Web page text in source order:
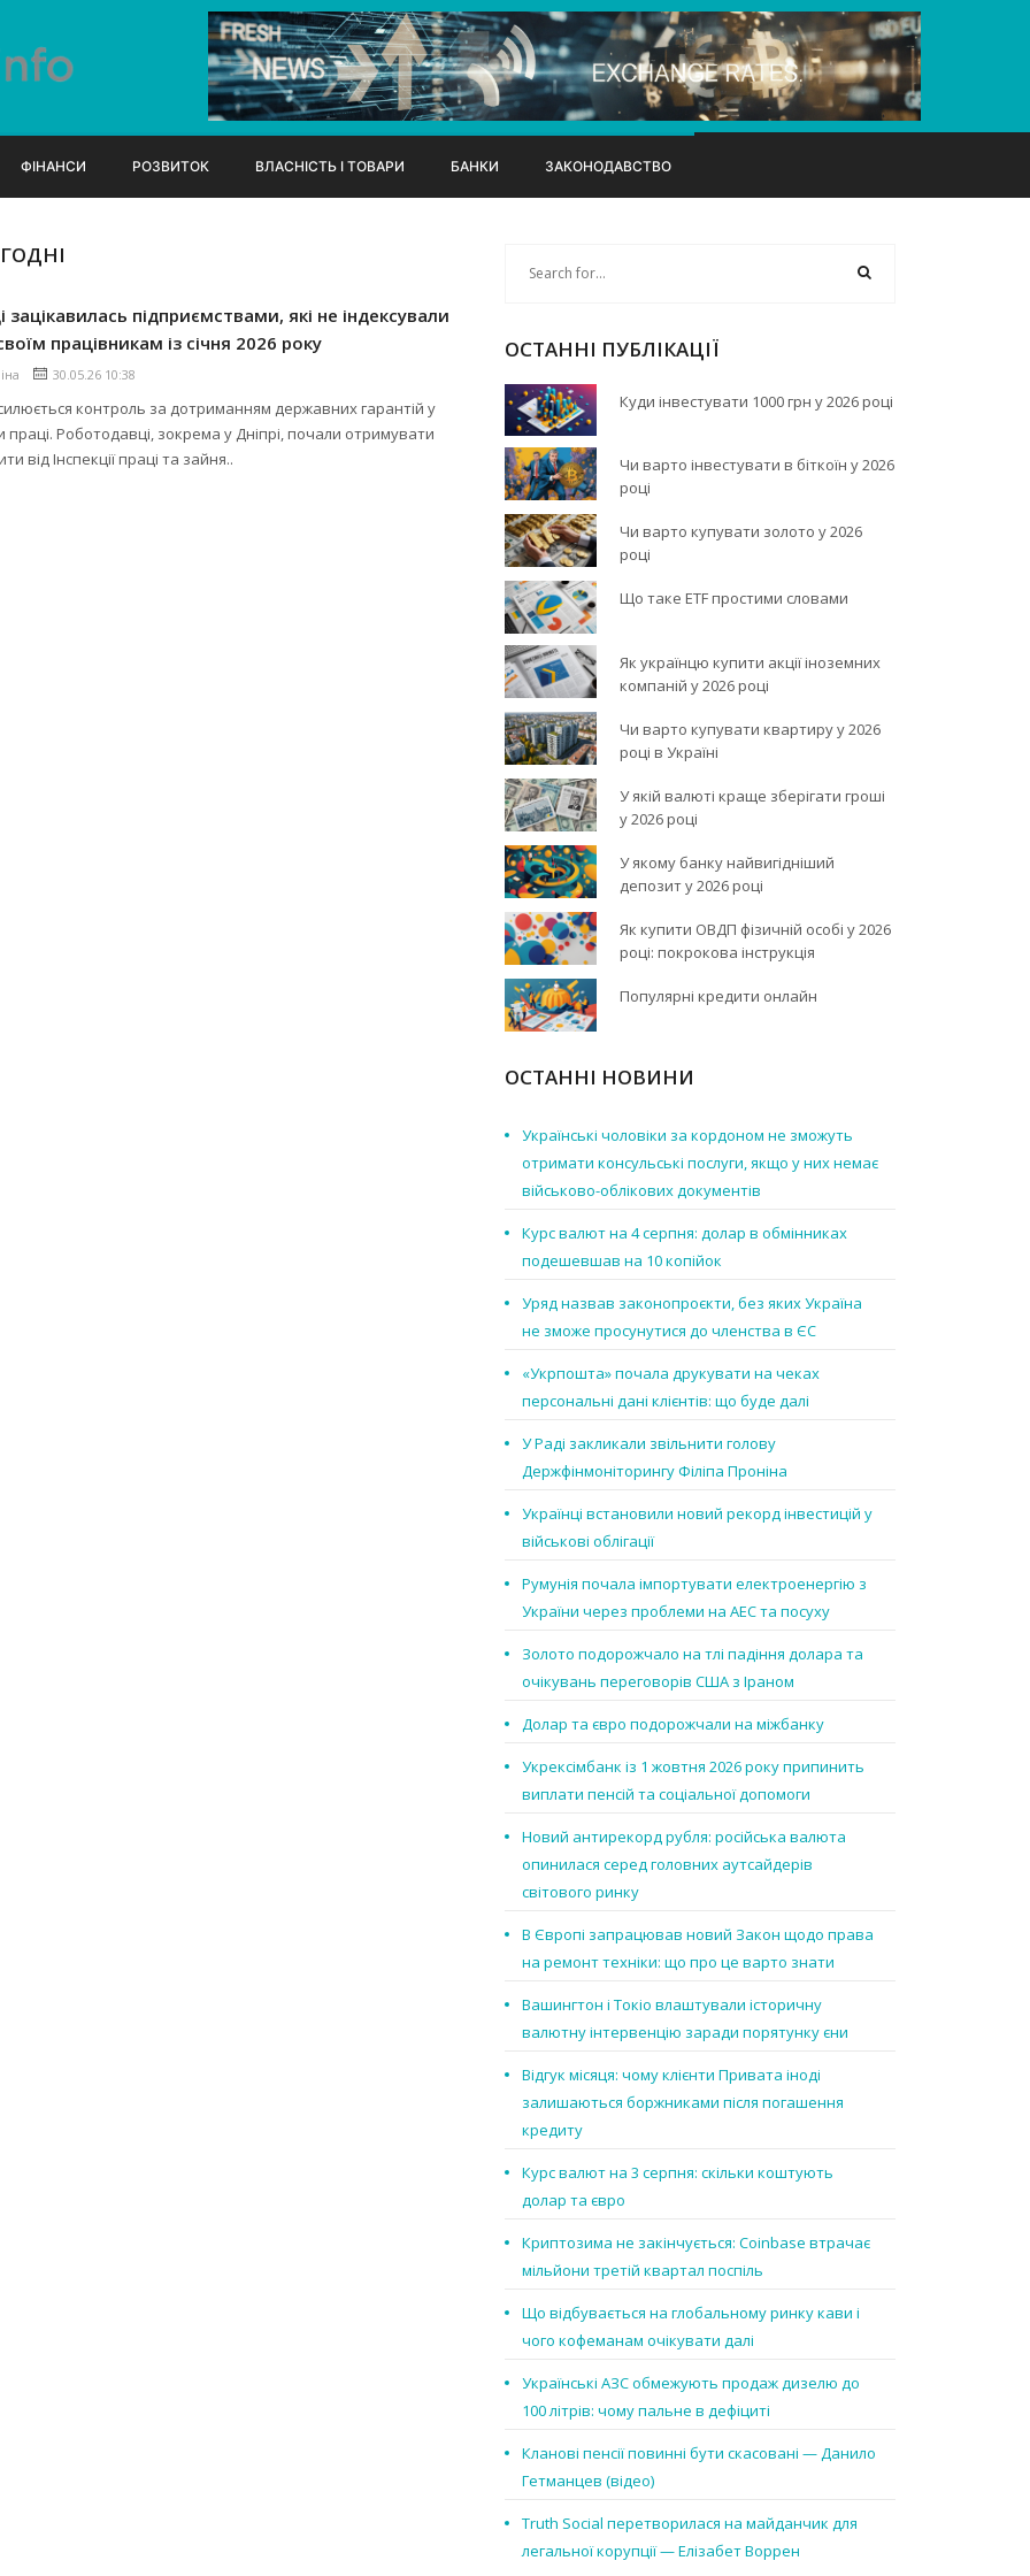
ФІНАНСИ РОЗВИТОК ВЛАСНІСТЬ І ТОВАРИ БАНКИ ЗАКОНОДАВСТВО
підприємствами, які не індексували
працівникам із січня 2026 року
30.05.26 10:38
контроль за дотриманням державних гарантій у
праці. Роботодавці, зокрема у Дніпрі, почали отримувати
від Інспекції праці та зайня..
ОСТАННІ ПУБЛІКАЦІЇ
Куди інвестувати 1000 грн у 2026 році
Чи варто інвестувати в біткоїн у 2026
році
Чи варто купувати золото у 2026
році
Що таке ETF простими словами
Як українцю купити акції іноземних
компаній у 2026 році
Чи варто купувати квартиру у 2026
році в Україні
У якій валюті краще зберігати гроші
у 2026 році
У якому банку найвигідніший
депозит у 2026 році
Як купити ОВДП фізичній особі у 2026
році: покрокова інструкція
Популярні кредити онлайн
ОСТАННІ НОВИНИ
Українські чоловіки за кордоном не зможуть
отримати консульські послуги, якщо у них немає
військово-облікових документів
Курс валют на 4 серпня: долар в обмінниках
подешевшав на 10 копійок
Уряд назвав законопроєкти, без яких Україна
не зможе просунутися до членства в ЄС
«Укрпошта» почала друкувати на чеках
персональні дані клієнтів: що буде далі
У Раді закликали звільнити голову
Держфінмоніторингу Філіпа Проніна
Українці встановили новий рекорд інвестицій у
військові облігації
Румунія почала імпортувати електроенергію з
України через проблеми на АЕС та посуху
Золото подорожчало на тлі падіння долара та
очікувань переговорів США з Іраном
Долар та євро подорожчали на міжбанку
Укрексімбанк із 1 жовтня 2026 року припинить
виплати пенсій та соціальної допомоги
Новий антирекорд рубля: російська валюта
опинилася серед головних аутсайдерів
світового ринку
В Європі запрацював новий Закон щодо права
на ремонт техніки: що про це варто знати
Вашингтон і Токіо влаштували історичну
валютну інтервенцію заради порятунку єни
Відгук місяця: чому клієнти Привата іноді
залишаються боржниками після погашення
кредиту
Курс валют на 3 серпня: скільки коштують
долар та євро
Криптозима не закінчується: Coinbase втрачає
мільйони третій квартал поспіль
Що відбувається на глобальному ринку кави і
чого кофеманам очікувати далі
Українські АЗС обмежують продаж дизелю до
100 літрів: чому пальне в дефіциті
Кланові пенсії повинні бути скасовані — Данило
Гетманцев (відео)
Truth Social перетворилася на майданчик для
легальної корупції — Елізабет Воррен